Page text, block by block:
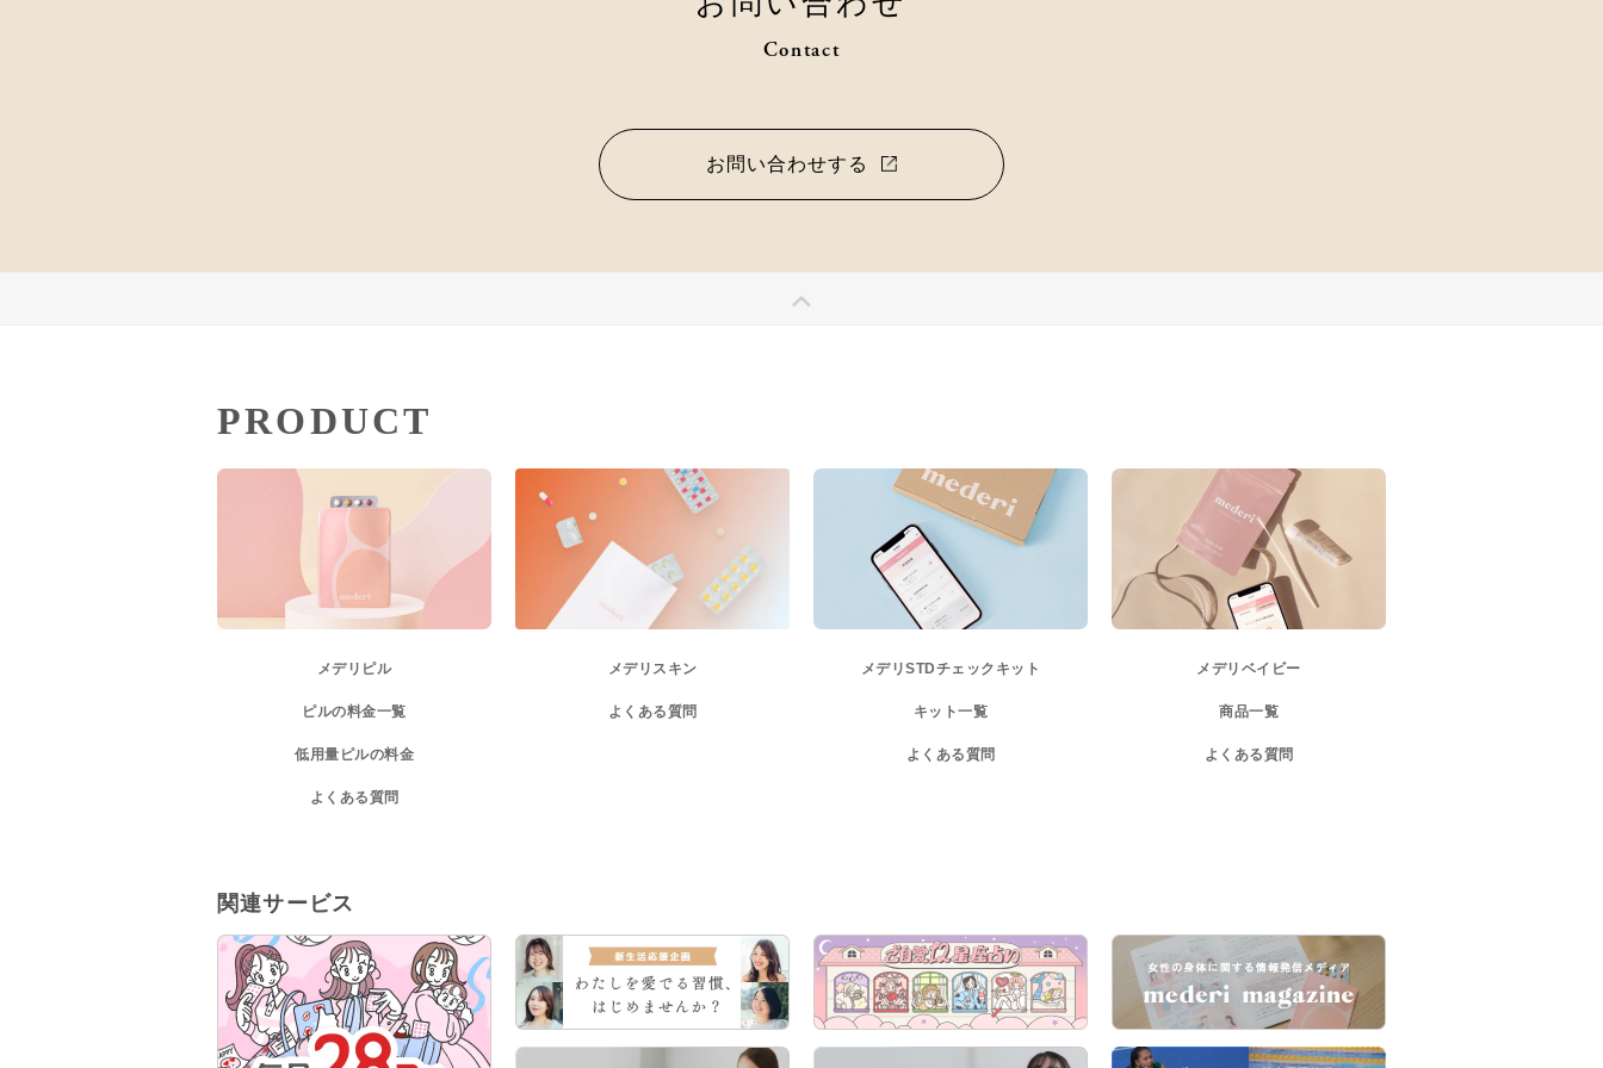
Contact
お問い合わせする
PRODUCT
メデリピル
ピルの料金一覧
低用量ピルの料金
よくある質問
メデリスキン
よくある質問
メデリSTDチェックキット
キット一覧
よくある質問
メデリベイビー
商品一覧
よくある質問
関連サービス